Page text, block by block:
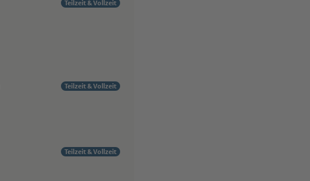
Teilzeit & Vollzeit
Teilzeit & Vollzeit
Teilzeit & Vollzeit